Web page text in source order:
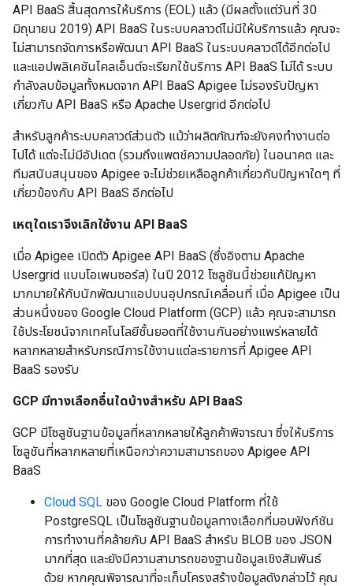
API BaaS สิ้นสุดการให้บริการ (EOL) แล้ว (มีผลตั้งแต่วันที่ 30
มิถุนายน 2019) API BaaS ในระบบคลาวด์ไม่มีให้บริการแล้ว คุณจะ
ไม่สามารถจัดการหรือพัฒนา API BaaS ในระบบคลาวด์ได้อีกต่อไป
และแอปพลิเคชันไคลเอ็นต์จะเรียกใช้บริการ API BaaS ไม่ได้ ระบบ
กำลังลบข้อมูลทั้งหมดจาก API BaaS Apigee ไม่รองรับปัญหา
เกี่ยวกับ API BaaS หรือ Apache Usergrid อีกต่อไป
สําหรับลูกค้าระบบคลาวด์ส่วนตัว แม้ว่าผลิตภัณฑ์จะยังคงทํางานต่อ
ไปได้ แต่จะไม่มีอัปเดต (รวมถึงแพตช์ความปลอดภัย) ในอนาคต และ
ทีมสนับสนุนของ Apigee จะไม่ช่วยเหลือลูกค้าเกี่ยวกับปัญหาใดๆ ที่
เกี่ยวข้องกับ API BaaS อีกต่อไป
เหตุใดเราจึงเลิกใช้งาน API BaaS
เมื่อ Apigee เปิดตัว Apigee API BaaS (ซึ่งอิงตาม Apache
Usergrid แบบโอเพนซอร์ส) ในปี 2012 โซลูชันนี้ช่วยแก้ปัญหา
มากมายให้กับนักพัฒนาแอปบนอุปกรณ์เคลื่อนที่ เมื่อ Apigee เป็น
ส่วนหนึ่งของ Google Cloud Platform (GCP) แล้ว คุณจะสามารถ
ใช้ประโยชน์จากเทคโนโลยีชั้นยอดที่ใช้งานกันอย่างแพร่หลายได้
หลากหลายสำหรับกรณีการใช้งานแต่ละรายการที่ Apigee API
BaaS รองรับ
GCP มีทางเลือกอื่นใดบ้างสำหรับ API BaaS
GCP มีโซลูชันฐานข้อมูลที่หลากหลายให้ลูกค้าพิจารณา ซึ่งให้บริการ
โซลูชันที่หลากหลายที่เหนือกว่าความสามารถของ Apigee API
BaaS
Cloud SQL ของ Google Cloud Platform ที่ใช้
PostgreSQL เป็นโซลูชันฐานข้อมูลทางเลือกที่มอบฟังก์ชัน
การทำงานที่คล้ายกับ API BaaS สําหรับ BLOB ของ JSON
มากที่สุด และยังมีความสามารถของฐานข้อมูลเชิงสัมพันธ์
ด้วย หากคุณพิจารณาที่จะเก็บโครงสร้างข้อมูลดังกล่าวไว้ คุณ